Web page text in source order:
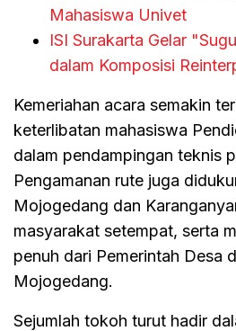
Mahasiswa Univet
ISI Surakarta Gelar
dalam Komposisi
Kemeriahan acara semakin
keterlibatan mahasiswa
dalam pendampingan teknis
Pengamanan rute juga
Mojogedang dan
masyarakat setempat, serta
penuh dari Pemerintah Desa
Mojogedang.
Sejumlah tokoh turut hadir